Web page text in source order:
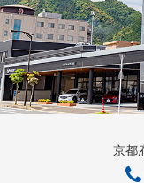
京都